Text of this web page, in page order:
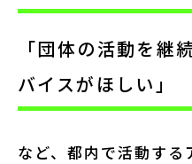
2025年度 過去の講
2024年度 過去の講座
「団体の活動を継
バイスがほしい」
など、都内で活動す